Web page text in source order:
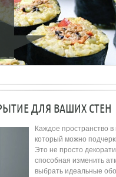
ДЛЯ ВАШИХ СТЕН
Каждое пространство
который можно
Это не просто
способная изменить
выбрать идеальные